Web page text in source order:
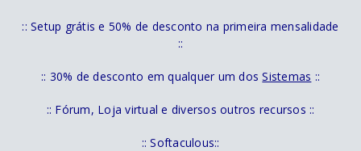
:: Setup grátis e 50% de desconto na primeira mensalidade
::
:: 30% de desconto em qualquer um dosSistemas ::
:: Fórum, Loja virtual e diversos outros recursos ::
:: Softaculous::